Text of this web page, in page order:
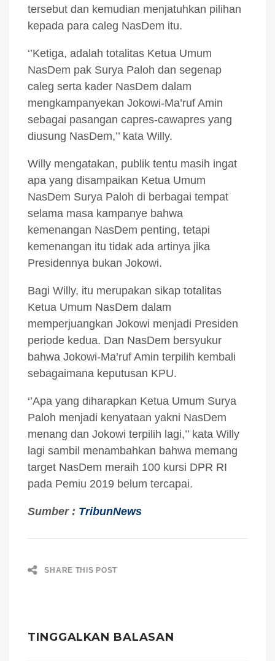
tersebut dan kemudian menjatuhkan pilihan
kepada para caleg NasDem itu.
‘’Ketiga, adalah totalitas Ketua Umum
NasDem pak Surya Paloh dan segenap
caleg serta kader NasDem dalam
mengkampanyekan Jokowi-Ma’ruf Amin
sebagai pasangan capres-cawapres yang
diusung NasDem,’’ kata Willy.
Willy mengatakan, publik tentu masih ingat
apa yang disampaikan Ketua Umum
NasDem Surya Paloh di berbagai tempat
selama masa kampanye bahwa
kemenangan NasDem penting, tetapi
kemenangan itu tidak ada artinya jika
Presidennya bukan Jokowi.
Bagi Willy, itu merupakan sikap totalitas
Ketua Umum NasDem dalam
memperjuangkan Jokowi menjadi Presiden
periode kedua. Dan NasDem bersyukur
bahwa Jokowi-Ma’ruf Amin terpilih kembali
sebagaimana keputusan KPU.
‘’Apa yang diharapkan Ketua Umum Surya
Paloh menjadi kenyataan yakni NasDem
menang dan Jokowi terpilih lagi,’’ kata Willy
lagi sambil menambahkan bahwa memang
target NasDem meraih 100 kursi DPR RI
pada Pemiu 2019 belum tercapai.
Sumber : TribunNews
SHARE THIS POST
TINGGALKAN BALASAN